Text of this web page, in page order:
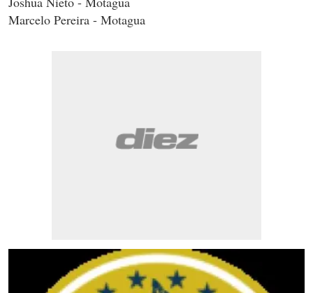
Marcelo Pereira - Motagua